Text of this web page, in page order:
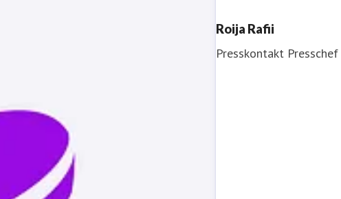
Roija Rafii
Presskontakt Presschef